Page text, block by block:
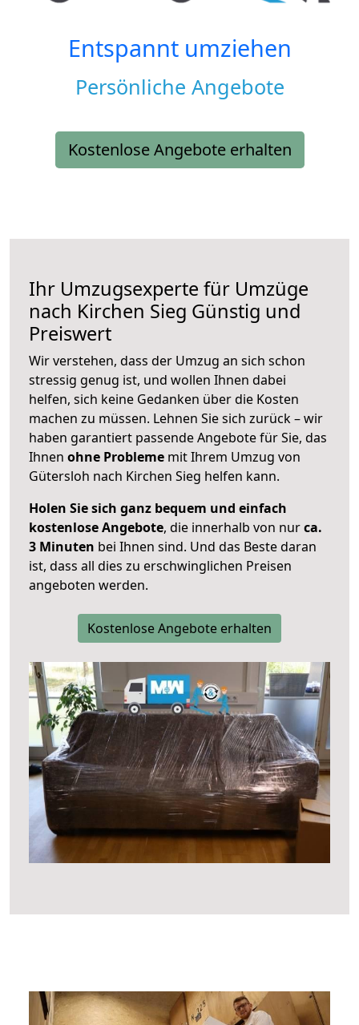
Entspannt umziehen
Persönliche Angebote
Kostenlose Angebote erhalten
Ihr Umzugsexperte für Umzüge
nach Kirchen Sieg Günstig und
Preiswert
Wir verstehen, dass der Umzug an sich schon
stressig genug ist, und wollen Ihnen dabei
helfen, sich keine Gedanken über die Kosten
machen zu müssen. Lehnen Sie sich zurück – wir
haben garantiert passende Angebote für Sie, das
Ihnen ohne Probleme mit Ihrem Umzug von
Gütersloh nach Kirchen Sieg helfen kann.
Holen Sie sich ganz bequem und einfach
kostenlose Angebote, die innerhalb von nurca.
3 Minuten bei Ihnen sind. Und das Beste daran
ist, dass all dies zu erschwinglichen Preisen
angeboten werden.
Kostenlose Angebote erhalten